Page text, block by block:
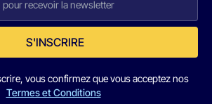
S'INSCRIRE
vous confirmez que vous acceptez nos
Termes et Conditions